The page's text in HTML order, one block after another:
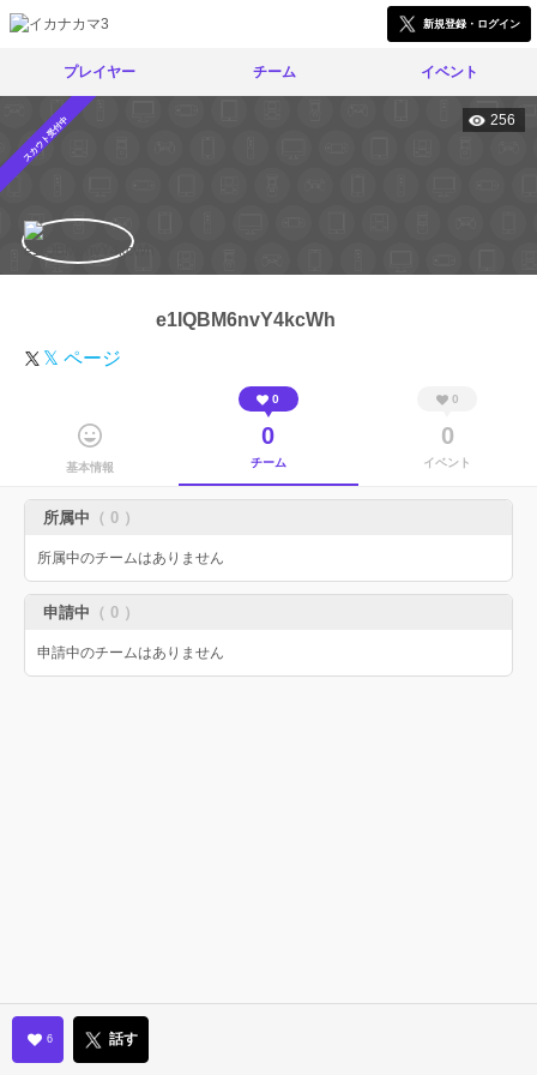
新規登録・ログイン
プレイヤー チーム イベント
スカウト受付中 256
e1IQBM6nvY4kcWh
𝕏 ページ
基本情報
0
0
チーム
0
0
イベント
所属中 （ 0 ）
所属中のチームはありません
申請中 （ 0 ）
申請中のチームはありません
6 話す